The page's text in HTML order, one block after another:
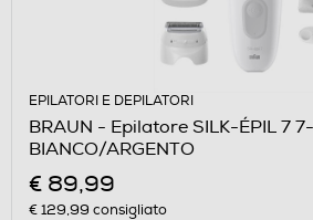
EPILATORI E DEPILATORI
BRAUN - Epilatore SILK-ÉPIL 7
BIANCO/ARGENTO
€ 89,99
€ 129,99 consigliato